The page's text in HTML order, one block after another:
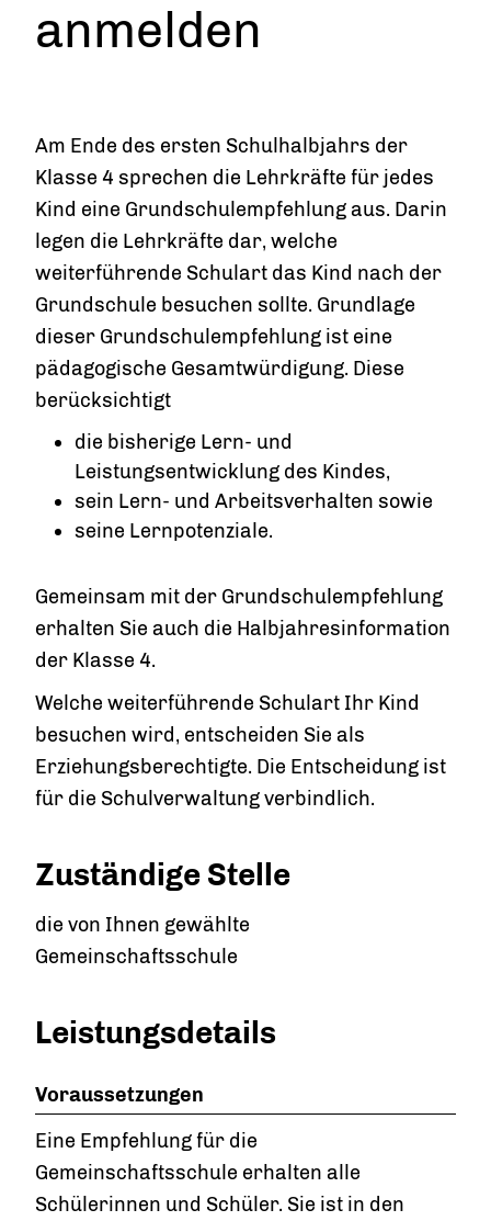
anmelden
Am Ende des ersten Schulhalbjahrs der
Klasse 4 sprechen die Lehrkräfte für jedes
Kind eine Grundschulempfehlung aus. Darin
legen die Lehrkräfte dar, welche
weiterführende Schulart das Kind nach der
Grundschule besuchen sollte. Grundlage
dieser Grundschulempfehlung ist eine
pädagogische Gesamtwürdigung. Diese
berücksichtigt
die bisherige Lern- und
Leistungsentwicklung des Kindes,
sein Lern- und Arbeitsverhalten sowie
seine Lernpotenziale.
Gemeinsam mit der Grundschulempfehlung
erhalten Sie auch die Halbjahresinformation
der Klasse 4.
Welche weiterführende Schulart Ihr Kind
besuchen wird, entscheiden Sie als
Erziehungsberechtigte. Die Entscheidung ist
für die Schulverwaltung verbindlich.
Zuständige Stelle
die von Ihnen gewählte
Gemeinschaftsschule
Leistungsdetails
Voraussetzungen
Eine Empfehlung für die
Gemeinschaftsschule erhalten alle
Schülerinnen und Schüler. Sie ist in den